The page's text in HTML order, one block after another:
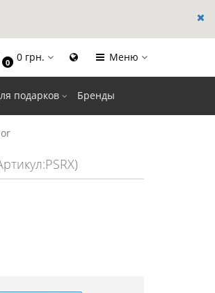
0 0 грн. Меню
подарков Бренды